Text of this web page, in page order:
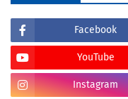
Facebook
YouTube
Instagram